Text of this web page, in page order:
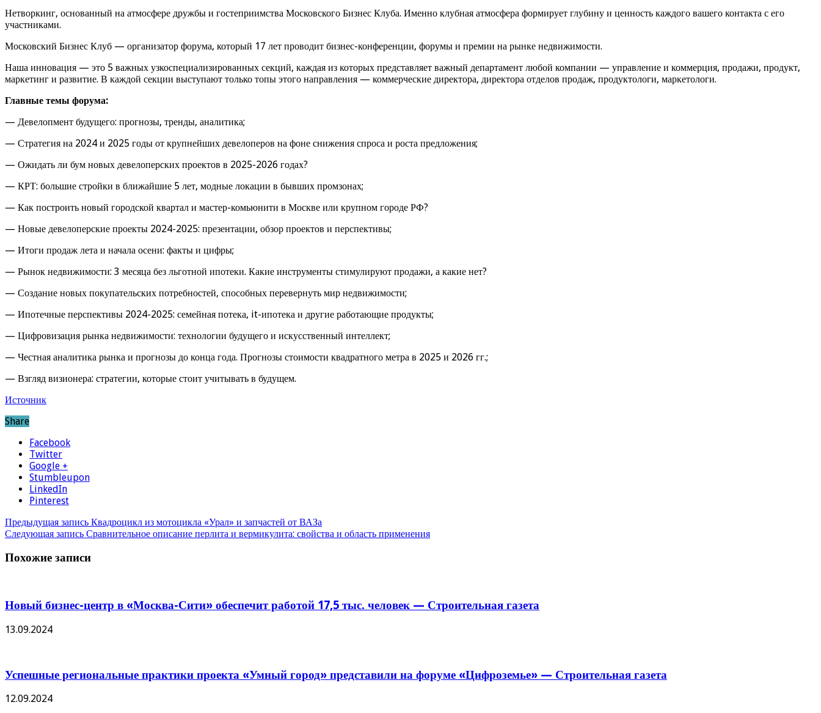
Нетворкинг, основанный на атмосфере дружбы и гостеприимства Московского Бизнес Клуба. Именно клубная атмосфера формирует глубину и ценность каждого вашего контакта с его
участниками.
Московский Бизнес Клуб — организатор форума, который 17 лет проводит бизнес-конференции, форумы и премии на рынке недвижимости.
Наша инновация — это 5 важных узкоспециализированных секций, каждая из которых представляет важный департамент любой компании — управление и коммерция, продажи, продукт,
маркетинг и развитие. В каждой секции выступают только топы этого направления — коммерческие директора, директора отделов продаж, продуктологи, маркетологи.
Главные темы форума:
— Девелопмент будущего: прогнозы, тренды, аналитика;
— Стратегия на 2024 и 2025 годы от крупнейших девелоперов на фоне снижения спроса и роста предложения;
— Ожидать ли бум новых девелоперских проектов в 2025-2026 годах?
— КРТ: большие стройки в ближайшие 5 лет, модные локации в бывших промзонах;
— Как построить новый городской квартал и мастер-комьюнити в Москве или крупном городе РФ?
— Новые девелоперские проекты 2024-2025: презентации, обзор проектов и перспективы;
— Итоги продаж лета и начала осени: факты и цифры;
— Рынок недвижимости: 3 месяца без льготной ипотеки. Какие инструменты стимулируют продажи, а какие нет?
— Создание новых покупательских потребностей, способных перевернуть мир недвижимости;
— Ипотечные перспективы 2024-2025: семейная потека, it-ипотека и другие работающие продукты;
— Цифровизация рынка недвижимости: технологии будущего и искусственный интеллект;
— Честная аналитика рынка и прогнозы до конца года. Прогнозы стоимости квадратного метра в 2025 и 2026 гг.;
— Взгляд визионера: стратегии, которые стоит учитывать в будущем.
Источник
Share
Facebook
Twitter
Google +
Stumbleupon
LinkedIn
Pinterest
Предыдущая запись Квадроцикл из мотоцикла «Урал» и запчастей от ВАЗа
Следующая запись Сравнительное описание перлита и вермикулита: свойства и область применения
Похожие записи
Новый бизнес-центр в «Москва-Сити» обеспечит работой 17,5 тыс. человек — Строительная газета
13.09.2024
Успешные региональные практики проекта «Умный город» представили на форуме «Цифроземье» — Строительная газета
12.09.2024